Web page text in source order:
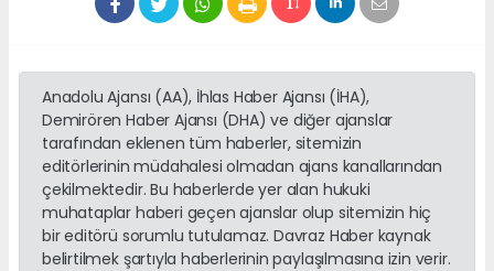
Anadolu Ajansı (AA), İhlas Haber Ajansı (İHA),
Demirören Haber Ajansı (DHA) ve diğer ajanslar
tarafından eklenen tüm haberler, sitemizin
editörlerinin müdahalesi olmadan ajans kanallarından
çekilmektedir. Bu haberlerde yer alan hukuki
muhataplar haberi geçen ajanslar olup sitemizin hiç
bir editörü sorumlu tutulamaz. Davraz Haber kaynak
belirtilmek şartıyla haberlerinin paylaşılmasına izin verir.